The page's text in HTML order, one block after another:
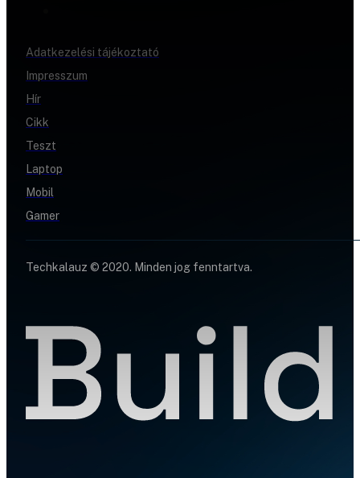
Adatkezelési tájékoztató
Impresszum
Hír
Cikk
Teszt
Laptop
Mobil
Gamer
Techkalauz © 2020. Minden jog fenntartva.